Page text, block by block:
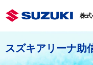
株
スズキアリーナ助